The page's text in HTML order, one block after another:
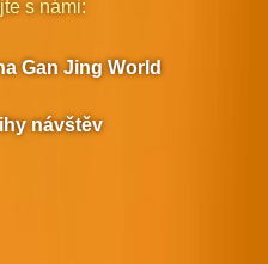
s námi:
Gan Jing World
návštěv